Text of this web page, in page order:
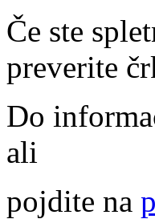
Če ste
preverite
Do
ali
pojdite na